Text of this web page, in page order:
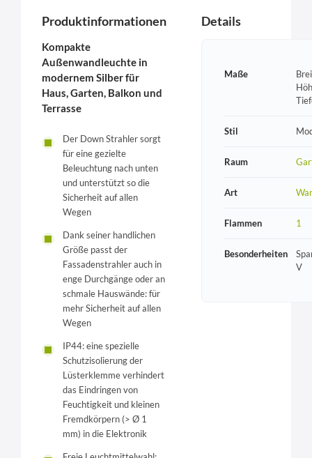
Produktinformationen
Kompakte
Außenwandleuchte in
modernem Silber für
Haus, Garten, Balkon und
Terrasse
Der Down Strahler sorgt
für eine gezielte
Beleuchtung nach unten
und unterstützt so die
Sicherheit auf allen
Wegen
Dank seiner handlichen
Größe passt der
Fassadenstrahler auch in
enge Durchgänge oder an
schmale Hauswände: für
mehr Sicherheit auf allen
Wegen
IP44: eine spezielle
Schutzisolierung der
Lüsterklemme verhindert
das Eindringen von
Feuchtigkeit und kleinen
Fremdkörpern (> Ø 1
mm) in die Elektronik
Details
Maße
Stil
Raum
Art
Flammen 1
Besonderheiten
V